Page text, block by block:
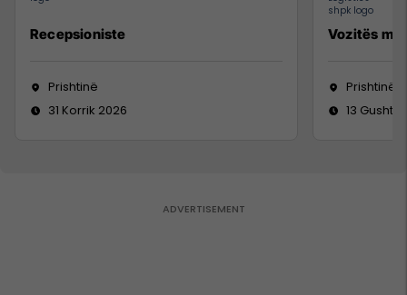
Recepsioniste
Prishtinë
31 Korrik 2026
Vozitës me
Prishtinë
13 Gusht